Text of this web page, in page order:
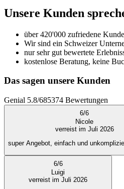
Unsere Kunden
über 420'000 zufriedene
Wir sind ein Schweizer
nur sehr gut bewertete
kostenlose Beratung, keine
Das sagen unsere Kunden
Genial 5.8/685374 Bewertungen
6/6
Nicole
verreist im Juli 2026
super Angebot, einfach und
6/6
Luigi
verreist im Juli 2026